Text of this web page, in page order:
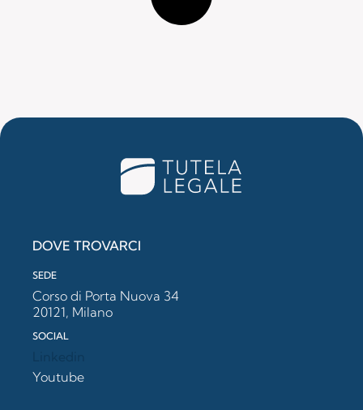
DOVE TROVARCI
SEDE
Corso di Porta Nuova 34
20121, Milano
SOCIAL
Youtube